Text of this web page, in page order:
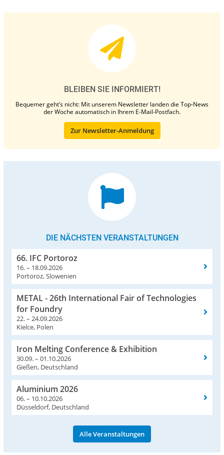
BLEIBEN SIE INFORMIERT!
Bequemer geht’s nicht: Mit unserem Newsletter landen die Top-News
der Woche automatisch in Ihrem E-Mail-Postfach.
Zur Newsletter-Anmeldung
DIE NÄCHSTEN VERANSTALTUNGEN
66. IFC Portoroz
16. – 18.09.2026
Portoroz, Slowenien
METAL - 26th International Fair of Technologies
for Foundry
22. – 24.09.2026
Kielce, Polen
Iron Melting Conference & Exhibition
30.09. – 01.10.2026
Gießen, Deutschland
Aluminium 2026
06. – 10.10.2026
Düsseldorf, Deutschland
Alle Veranstaltungen